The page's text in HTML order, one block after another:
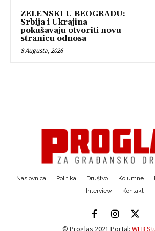
ZELENSKI U BEOGRADU:
Srbija i Ukrajina
pokušavaju otvoriti novu
stranicu odnosa
8 Augusta, 2026
Naslovnica Politika Društvo Kolumne
Interview
Kontakt